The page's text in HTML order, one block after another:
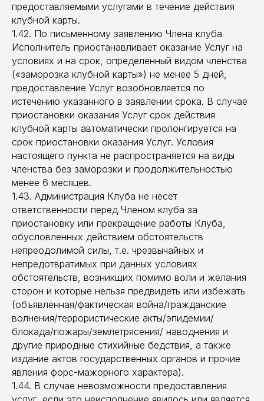
предоставляемыми услугами в течение действия
клубной карты.
1.42. По письменному заявлению Члена клуба
Исполнитель приостанавливает оказание Услуг на
условиях и на срок, определенный видом членства
(«заморозка клубной карты») не менее 5 дней,
предоставление Услуг возобновляется по
истечению указанного в заявлении срока. В случае
приостановки оказания Услуг срок действия
клубной карты автоматически пролонгируется на
срок приостановки оказания Услуг. Условия
настоящего пункта не распространяется на виды
членства без заморозки и продолжительностью
менее 6 месяцев.
1.43. Администрация Клуба не несет
ответственности перед Членом клуба за
приостановку или прекращение работы Клуба,
обусловленных действием обстоятельств
непреодолимой силы, т.е. чрезвычайных и
непредотвратимых при данных условиях
обстоятельств, возникших помимо воли и желания
сторон и которые нельзя предвидеть или избежать
(объявленная/фактическая война/гражданские
волнения/террористические акты/эпидемии/
блокада/пожары/землетрясения/ наводнения и
другие природные стихийные бедствия, а также
издание актов государственных органов и прочие
явления форс-мажорного характера).
1.44. В случае невозможности предоставления